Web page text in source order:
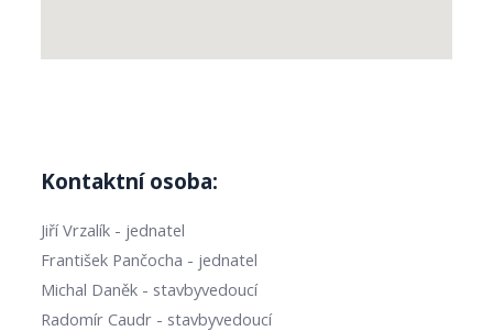
Kontaktní osoba:
Jiří Vrzalík - jednatel
František Pančocha - jednatel
Michal Daněk - stavbyvedoucí
Radomír Caudr - stavbyvedoucí